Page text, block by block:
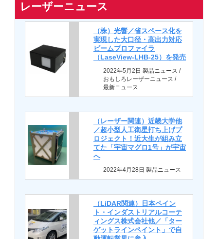
レーザーニュース
（株）光響／省スペース化を
実現した大口径・高出力対応
ビームプロファイラ
（LaseView-LHB-25）を発売
2022年5月2日 製品ニュース /
おもしろレーザーニュース /
最新ニュース
（レーザー関連）近畿大学他
／超小型人工衛星打ち上げプ
ロジェクト！近大生が組み立
てた「宇宙マグロ1号」が宇宙
へ
2022年4月28日 製品ニュース
（LiDAR関連）日本ペイン
ト・インダストリアルコーテ
ィングス株式会社他／「ター
ゲットラインペイント」で自